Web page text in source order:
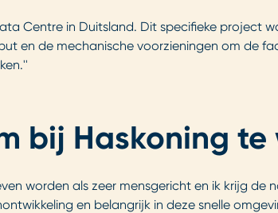
Centre in Duitsland. Dit specifieke project
en de mechanische voorzieningen om de
bij Haskoning te
worden als zeer mensgericht en ik krijg
en belangrijk in deze snelle